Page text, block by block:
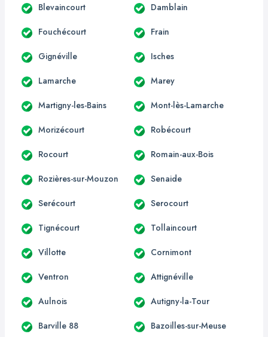
Blevaincourt Damblain
Fouchécourt Frain
Gignéville Isches
Lamarche Marey
Martigny-les-Bains Mont-lès-Lamarche
Morizécourt Robécourt
Rocourt Romain-aux-Bois
Rozières-sur-Mouzon Senaide
Serécourt Serocourt
Tignécourt Tollaincourt
Villotte Cornimont
Ventron Attignéville
Aulnois Autigny-la-Tour
Barville 88 Bazoilles-sur-Meuse